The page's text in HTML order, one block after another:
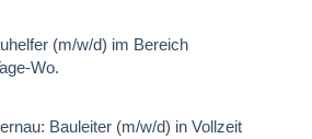
(m/w/d) im Bereich
Wo.
Bauleiter (m/w/d) in Vollzeit